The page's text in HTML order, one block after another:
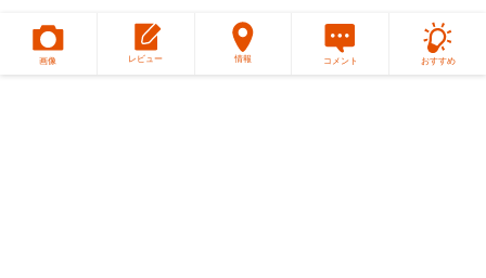
画像 レビュー 情報 コメント おすすめ